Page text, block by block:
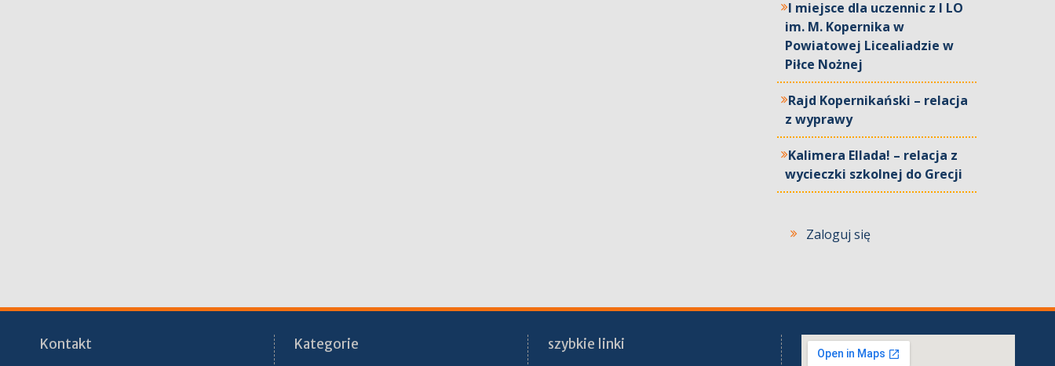
I miejsce dla uczennic z I LO
im. M. Kopernika w
Powiatowej Licealiadzie w
Piłce Nożnej
Rajd Kopernikański – relacja
z wyprawy
Kalimera Ellada! – relacja z
wycieczki szkolnej do Grecji
Zaloguj się
Kontakt
Kategorie
szybkie linki